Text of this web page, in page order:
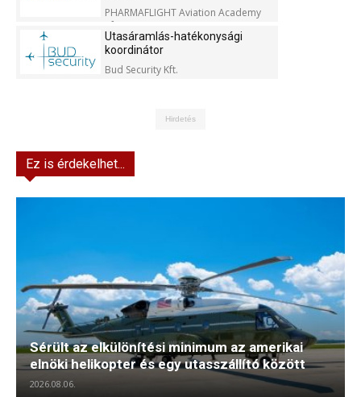
PHARMAFLIGHT Aviation Academy
Kft.
Utasáramlás-hatékonysági
koordinátor
Bud Security Kft.
Hirdetés
Ez is érdekelhet...
Sérült az elkülönítési minimum az amerikai
elnöki helikopter és egy utasszállító között
2026.08.06.